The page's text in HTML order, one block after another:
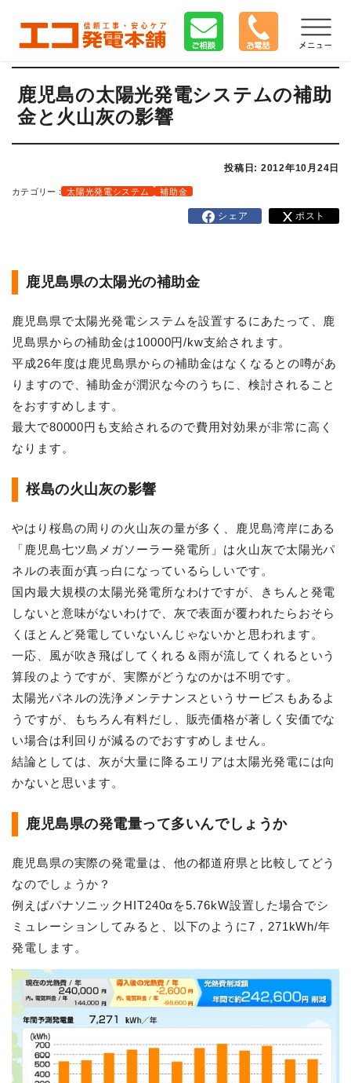
鹿児島の太陽光発電システムの補助
金と火山灰の影響
投稿日: 2012年10月24日
カテゴリー : 太陽光発電システム 補助金
シェア ポスト
鹿児島県の太陽光の補助金
鹿児島県で太陽光発電システムを設置するにあたって、鹿
児島県からの補助金は10000円/kw支給されます。
平成26年度は鹿児島県からの補助金はなくなるとの噂があ
りますので、補助金が潤沢な今のうちに、検討されること
をおすすめします。
最大で80000円も支給されるので費用対効果が非常に高く
なります。
桜島の火山灰の影響
やはり桜島の周りの火山灰の量が多く、鹿児島湾岸にある
「鹿児島七ツ島メガソーラー発電所」は火山灰で太陽光パ
ネルの表面が真っ白になっているらしいです。
国内最大規模の太陽光発電所なわけですが、きちんと発電
しないと意味がないわけで、灰で表面が覆われたらおそら
くほとんど発電していないんじゃないかと思われます。
一応、風が吹き飛ばしてくれる＆雨が流してくれるという
算段のようですが、実際がどうなのかは不明です。
太陽光パネルの洗浄メンテナンスというサービスもあるよ
うですが、もちろん有料だし、販売価格が著しく安価でな
い場合は利回りが減るのでおすすめしません。
結論としては、灰が大量に降るエリアは太陽光発電には向
かないと思います。
鹿児島県の発電量って多いんでしょうか
鹿児島県の実際の発電量は、他の都道府県と比較してどう
なのでしょうか？
例えばパナソニックHIT240αを5.76kW設置した場合でシ
ミュレーションしてみると、以下のように7，271kWh/年
発電します。